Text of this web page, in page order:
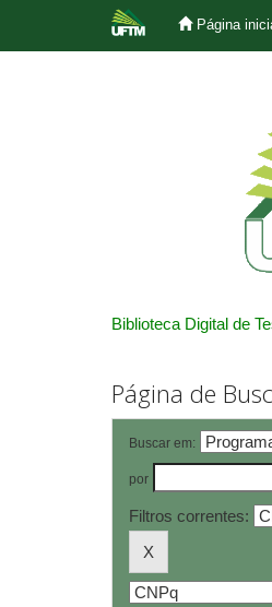
Página
Biblioteca Digital de
Página de
Buscar em:
por
Filtros correntes: